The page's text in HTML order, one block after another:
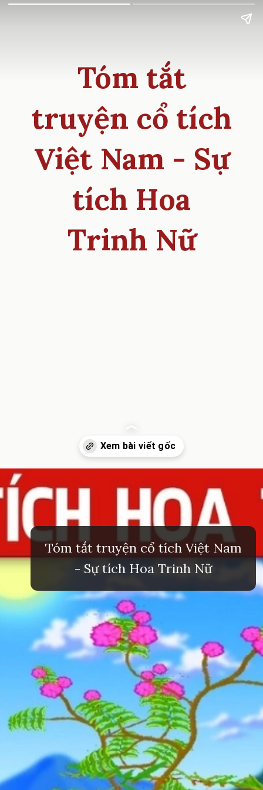
Tóm tắt
truyện cổ tích
Việt Nam - Sự
tích Hoa
Trinh Nữ
Đang mở
Tóm tắt truyện cổ tích Việt Nam
- Sự tích Hoa Trinh Nữ